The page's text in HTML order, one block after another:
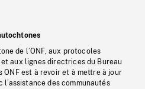
de l’ONF, aux protocoles
aux lignes directrices du Bureau
ONF est à revoir et à mettre à jour
l’assistance des communautés